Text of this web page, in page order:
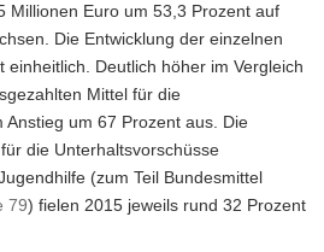
Millionen Euro um 53,3 Prozent auf
Die Entwicklung der einzelnen
einheitlich. Deutlich höher im Vergleich
Mittel für die
um 67 Prozent aus. Die
die Unterhaltsvorschüsse
(zum Teil Bundesmittel
79) fielen 2015 jeweils rund 32 Prozent